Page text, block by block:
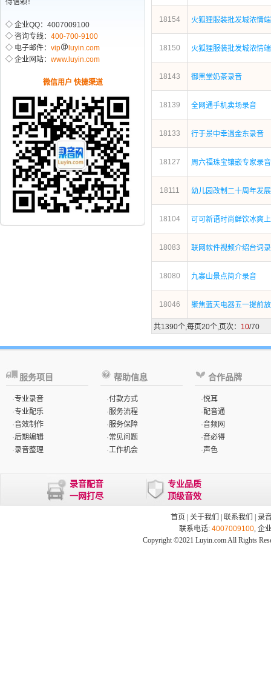
得信赖！
◇ 企业QQ：4007009100
◇ 咨询专线： 400-700-9100
◇ 电子邮件： vip
luyin.com
◇ 企业网站： www.luyin.com
微信用户 快捷渠道
18154 火狐狸服装批发城浓情
18150 火狐狸服装批发城浓情
18143 御黑堂奶茶录音
18139 全网通手机卖场录音
18133 行于景中幸遇金东录音
18127 周六福珠宝镶嵌专家录音
18111 幼儿园改制二十周年发
18104 可可新语时尚鲜饮冰爽
18083 联网软件视频介绍台词
18080 九寨山景点简介录音
18046 聚焦蓝天电器五一提前
共1390个,每页20个,页次： 10/70
服务项目
·专业录音
·专业配乐
·音效制作
·后期编辑
·录音整理
帮助信息
·付款方式
·服务流程
·服务保障
·常见问题
·工作机会
合作品牌
·悦耳
·配音通
·音频网
·音必得
·声色
录音配音
一网打尽
专业品质
顶级音效
首页 关于我们 联系我们
录
联系电话: 4007009100, 企
Copyright ©2021 Luyin.com All Rights